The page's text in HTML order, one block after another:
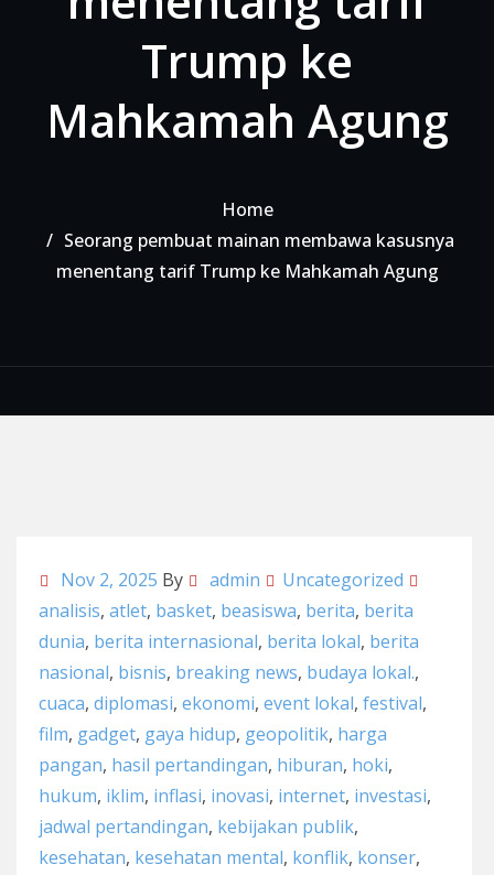
Trump ke
Mahkamah Agung
Home
Seorang pembuat mainan membawa kasusnya
menentang tarif Trump ke Mahkamah Agung
Nov 2, 2025 By admin
Uncategorized
analisis, atlet, basket, beasiswa, berita, berita
dunia, berita internasional, berita lokal, berita
nasional, bisnis, breaking news, budaya lokal.,
cuaca, diplomasi, ekonomi, event lokal, festival,
film, gadget, gaya hidup, geopolitik, harga
pangan, hasil pertandingan, hiburan, hoki,
hukum, iklim, inflasi, inovasi, internet, investasi,
jadwal pertandingan, kebijakan publik,
kesehatan, kesehatan mental, konflik, konser,